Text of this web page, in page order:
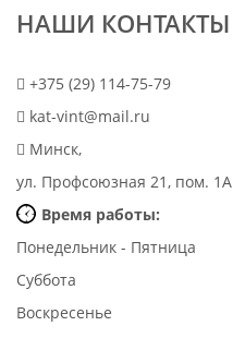
НАШИ КОНТАКТЫ
+375 (29) 114-75-79
kat-vint@mail.ru
Минск,
ул. Профсоюзная 21, пом. 1А
Время работы:
Понедельник - Пятница
Суббота
Воскресенье